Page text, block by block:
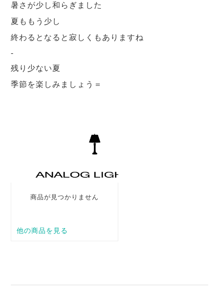
暑さが少し和らぎました
夏ももう少し
終わるとなると寂しくもありますね
-
残り少ない夏
季節を楽しみましょう＝